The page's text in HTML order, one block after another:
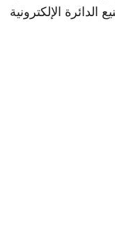
الإلكترونية